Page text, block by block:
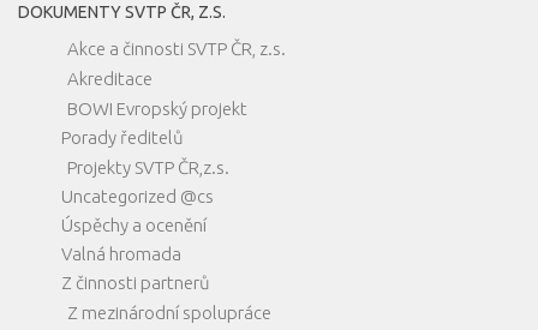
DOKUMENTY SVTP ČR, Z.S.
Akce a činnosti SVTP ČR, z.s.
Akreditace
BOWI Evropský projekt
Porady ředitelů
Projekty SVTP ČR,z.s.
Uncategorized @cs
Úspěchy a ocenění
Valná hromada
Z činnosti partnerů
Z mezinárodní spolupráce